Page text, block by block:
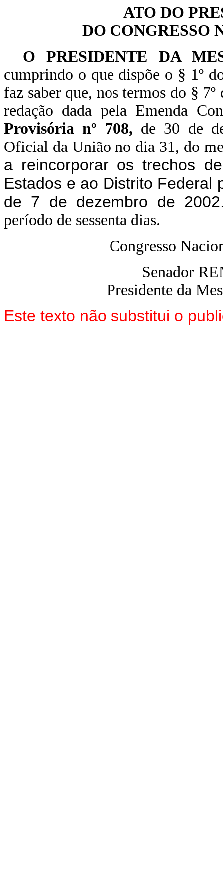
ATO DO
DO CONGRESSO
O PRESIDENTE DA
cumprindo o que dispõe o § 1º
faz saber que, nos termos do §
redação dada pela Emenda
Provisória nº 708, de 30 de
Oficial da União no dia 31, do
a reincorporar os trechos
Estados e ao Distrito Federal
de 7 de dezembro de
período de sessenta dias.
Congresso
Senador
Presidente da
Este texto não substitui o